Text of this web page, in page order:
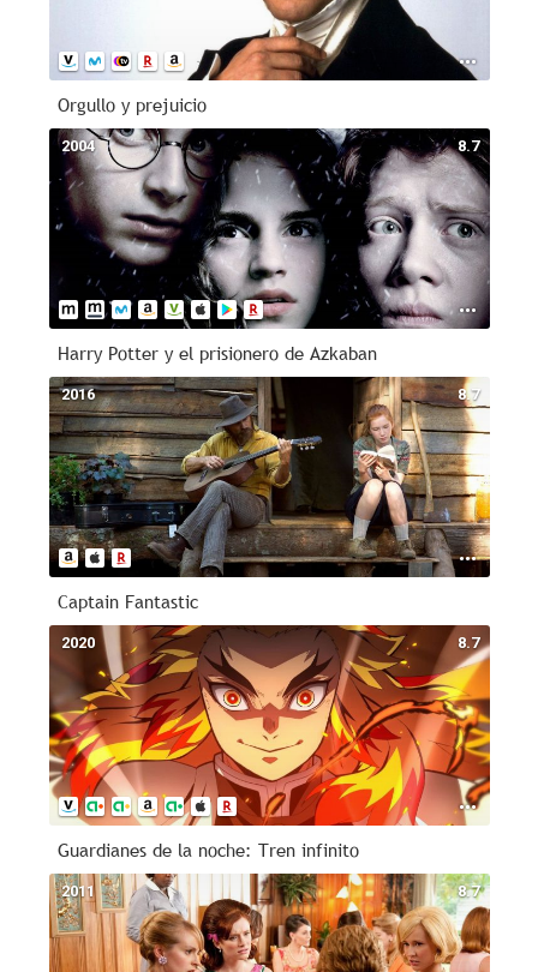
Orgullo y prejuicio
8.7
2004
Harry Potter y el prisionero de Azkaban
8.7
2016
Captain Fantastic
8.7
2020
Guardianes de la noche: Tren infinito
8.7
2011